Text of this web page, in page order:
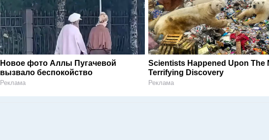
Новое фото Аллы Пугачевой
вызвало беспокойство
Реклама
Scientists Happened Upon The
Terrifying Discovery
Реклама